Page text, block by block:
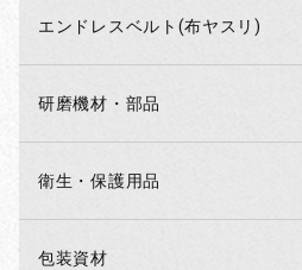
エンドレスベルト(布ヤスリ)
研磨機材・部品
衛生・保護用品
包装資材